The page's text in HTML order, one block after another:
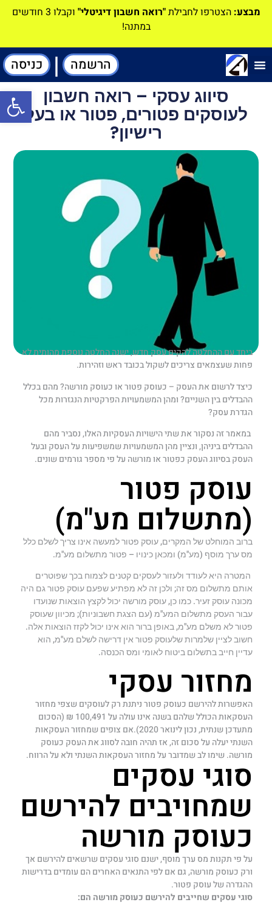
מבצע: הצטרפו לחבילת"רואה חשבון דיגיטלי"
וקבלו 3 חודשים
במתנה!
הרשמה | כניסה
סיווג עסקי – רואה חשבון
לעוסקים פטורים, פטור או בעל
רישיון?
ביחד עם ההחלטה להקים עסק חדש, ישנה החלטה נוספת מהותית לא
פחות שעצמאים צריכים לשקול בכובד ראש וזהירות.
כיצד לרשום את העסק – כעוסק פטור או כעוסק מורשה? מהם בכלל
ההבדלים בין השניים? ומהן המשמעויות הפרקטיות הנגזרות מכל
הגדרת עסק?
במאמר זה נסקור את שתי הישויות העסקיות האלו, נסביר מהם
ההבדלים ביניהן, ונציין מהן המשמעויות שמשפיעות על העסק ובעל
העסק בסיווג העסק כפטור או מורשה על פי מספר גורמים שונים.
עוסק פטור
(מתשלום מע"מ)
ברוב המוחלט של המקרים, עוסק פטור למעשה אינו צריך לשלם כלל
מס ערך מוסף (מע"מ) ומכאן כינויו – פטור מתשלום מע"מ.
המטרה היא לעודד ולעזור לעסקים קטנים לצמוח בכך שפוטרים
אותם מתשלום מס זה; ולכן זה לא מפתיע שפעם עוסק פטור גם היה
מכונה עוסק זעיר. כמו כן, עוסק מורשה יכול לקצץ הוצאות שנועדו
עבור העסק מתשלום המע"מ (עם הצגת חשבוניות); מכיוון שעוסק
פטור לא משלם מע"מ, באופן ברור הוא אינו יכול לקזז הוצאות אלה.
חשוב לציין שלמרות שלעוסק פטור אין דרישה לשלם מע"מ, הוא
עדיין חייב בתשלום ביטוח לאומי ומס הכנסה.
מחזור עסקי
האפשרות להירשם כעוסק פטור ניתנת רק לעוסקים שצפי מחזור
העסקאות הכולל שלהם בשנה אינו עולה על 100,491 ₪ (הסכום
מתעדכן שנתית, נכון לינואר 2020).אם צופים שמחזור העסקאות
השנתי יעלה על סכום זה, אז תהיה חובה לסווג את העסק כעוסק
מורשה. שימו לב שמדובר על מחזור העסקאות השנתי ולא על הרווח.
סוגי עסקים
שמחויבים להירשם
כעוסק מורשה
על פי תקנות מס ערך מוסף, ישנם סוגי עסקים שרשאים להירשם אך
ורק כעוסק מורשה, גם אם לפי התנאים האחרים הם עומדים בדרישות
ההגדרה של עוסק פטור.
סוגי עסקים שחייבים להירשם כעוסק מורשה הם:
פתח